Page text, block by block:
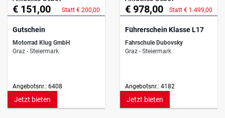
€ 151,00 Statt € 200,00
Gutschein
Motorrad Klug GmbH
Graz - Steiermark
Angebotsnr.: 6408
Jetzt bieten
€ 978,00 Statt € 1.499,00
Führerschein Klasse L17
Fahrschule Dubovsky
Graz - Steiermark
Angebotsnr.: 4182
Jetzt bieten